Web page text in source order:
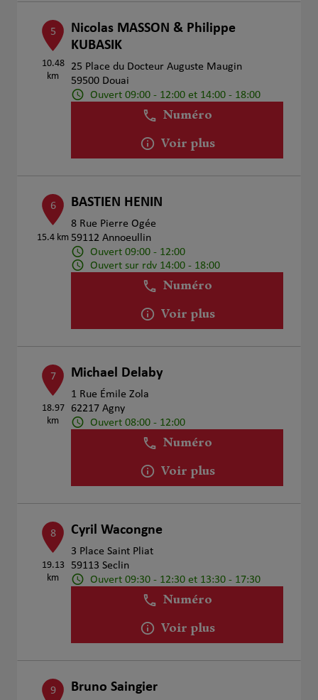
5
10.48
km
Nicolas MASSON & Philippe
KUBASIK
25 Place du Docteur Auguste Maugin
59500 Douai
Ouvert 09:00 - 12:00 et 14:00 - 18:00
Numéro
Voir plus
6
15.4 km
BASTIEN HENIN
8 Rue Pierre Ogée
59112 Annoeullin
Ouvert 09:00 - 12:00
Ouvert sur rdv 14:00 - 18:00
Numéro
Voir plus
7
18.97
km
Michael Delaby
1 Rue Émile Zola
62217 Agny
Ouvert 08:00 - 12:00
Numéro
Voir plus
8
19.13
km
Cyril Wacongne
3 Place Saint Pliat
59113 Seclin
Ouvert 09:30 - 12:30 et 13:30 - 17:30
Numéro
Voir plus
9 Bruno Saingier